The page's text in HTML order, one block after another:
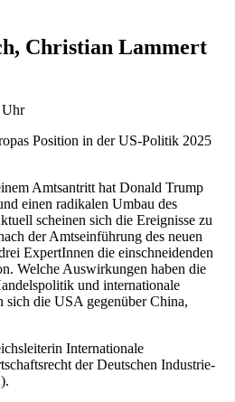
Christian Lammert
Uhr
Position in der US-Politik 2025
Amtsantritt hat Donald Trump
einen radikalen Umbau des
scheinen sich die Ereignisse zu
der Amtseinführung des neuen
ExpertInnen die einschneidenden
Welche Auswirkungen haben die
und internationale
sich die USA gegenüber China,
Internationale
der Deutschen Industrie-